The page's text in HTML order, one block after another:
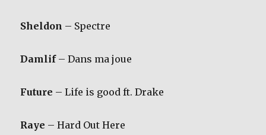
Sheldon – Spectre
Damlif– Dans ma joue
Future – Life is good ft. Drake
Raye – Hard Out Here